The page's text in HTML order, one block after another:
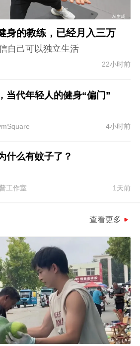
身的教练，已经月入三万
自己可以独立生活
22小时前
当代年轻人的健身“偏门”
4小时前
什么有蚊子了？
工作室 1天前
查看更多